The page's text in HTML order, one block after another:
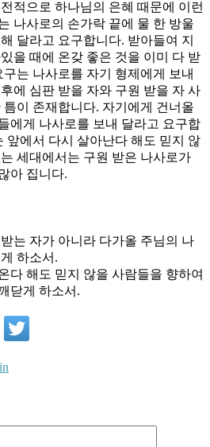
적으로 하나님의 은혜 때문에 이런
나사로의 손가락 끝에 물 한 방울
달라고 요구합니다. 받아들여 지
을 때에 온갖 좋은 것을 이미 다 받
는 나사로를 자기 형제에게 보내
에 심판 받을 자와 구원 받을 자 사
이 존재합니다. 자기에게 건너올
에게 나사로를 보내 달라고 요구합
앞에서 다시 살아난다 해도 믿지 않
세대에서는 구원 받은 나사로가
아 집니다.
는 자가 아니라 다가올 주님의 나
하소서.
다 해도 믿지 않을 사람들을 향하여
닫게 하소서.